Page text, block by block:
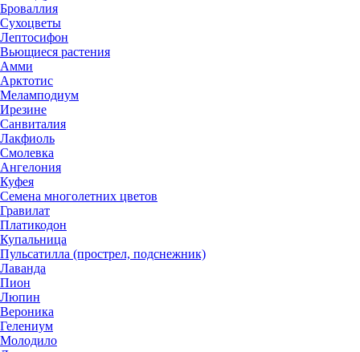
Броваллия
Сухоцветы
Лептосифон
Вьющиеся растения
Амми
Арктотис
Меламподиум
Ирезине
Санвиталия
Лакфиоль
Смолевка
Ангелония
Куфея
Семена многолетних цветов
Гравилат
Платикодон
Купальница
Пульсатилла (прострел, подснежник)
Лаванда
Пион
Люпин
Вероника
Гелениум
Молодило